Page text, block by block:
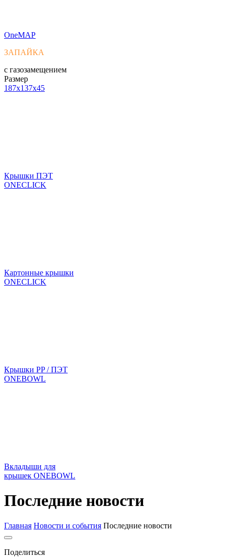
OneMAP
ЗАПАЙКА
с газозамещением
Размер
187x137x45
Крышки ПЭТ
ONECLICK
Картонные крышки
ONECLICK
Крышки PP / ПЭТ
ONEBOWL
Вкладыши для
крышек ONEBOWL
Последние новости
Главная Новости и события Последние новости
Поделиться